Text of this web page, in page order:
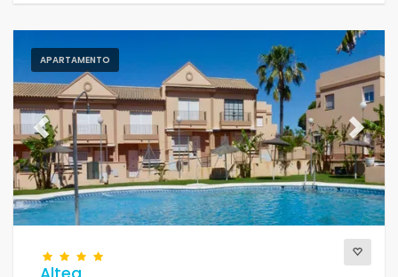
APARTAMENTO
Previous Next